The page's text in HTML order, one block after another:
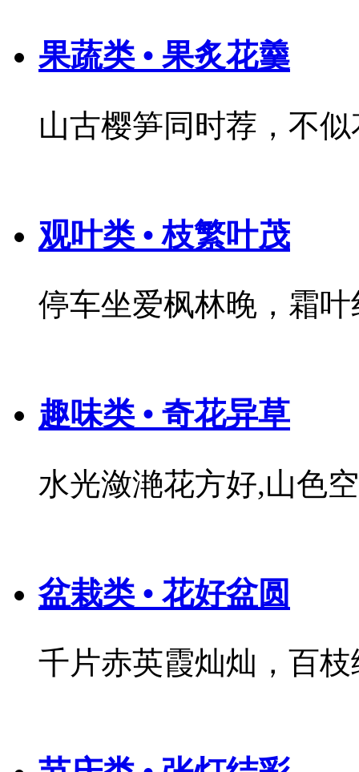
果蔬类 • 果炙花羹
山古樱笋同时荐，不
观叶类 • 枝繁叶茂
停车坐爱枫林晚，霜
趣味类 • 奇花异草
水光潋滟花方好,山色
盆栽类 • 花好盆圆
千片赤英霞灿灿，百